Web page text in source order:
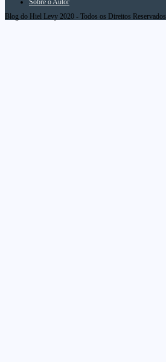
Sobre o Autor
Blog do Hiel Levy 2020 - Todos os Direitos Reservados